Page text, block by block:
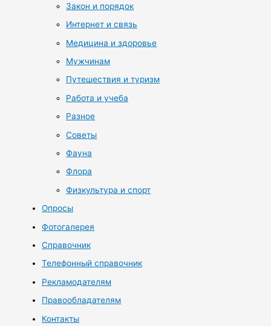
Закон и порядок
Интернет и связь
Медицина и здоровье
Мужчинам
Путешествия и туризм
Работа и учеба
Разное
Советы
Фауна
Флора
Физкультура и спорт
Опросы
Фотогалерея
Справочник
Телефонный справочник
Рекламодателям
Правообладателям
Контакты